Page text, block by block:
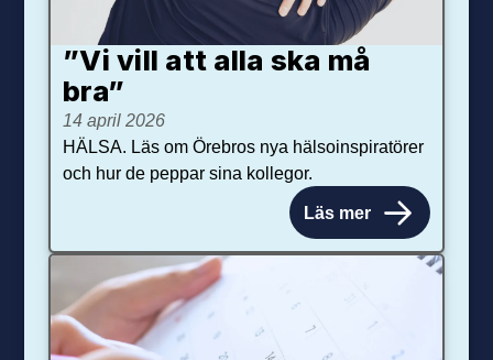
”Vi vill att alla ska må
bra”
14 april 2026
HÄLSA. Läs om Örebros nya hälsoinspiratörer
och hur de peppar sina kollegor.
Läs mer